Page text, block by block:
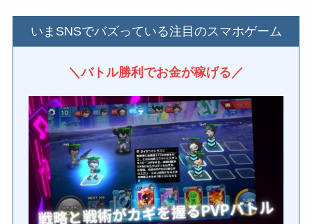
いまSNSでバズっている注目のスマホゲーム
＼バトル勝利でお金が稼げる／